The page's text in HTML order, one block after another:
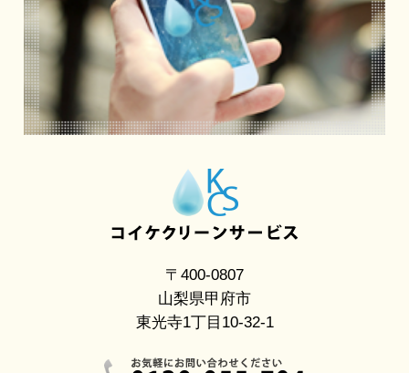
〒400-0807
山梨県甲府市
東光寺1丁目10-32-1